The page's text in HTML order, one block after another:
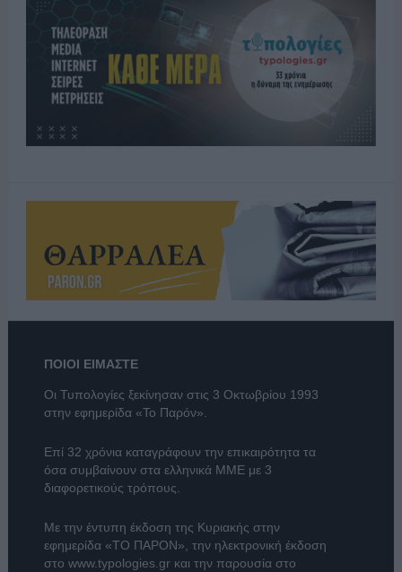
ΠΟΙΟΙ ΕΙΜΑΣΤΕ
Οι Τυπολογίες ξεκίνησαν στις 3 Οκτωβρίου 1993
στην εφημερίδα «Το Παρόν».
Επί 32 χρόνια καταγράφουν την επικαιρότητα τα
όσα συμβαίνουν στα ελληνικά ΜΜΕ με 3
διαφορετικούς τρόπους.
Με την έντυπη έκδοση της Κυριακής στην
εφημερίδα «ΤΟ ΠΑΡΟΝ», την ηλεκτρονική έκδοση
στο www.typologies.grκαι την παρουσία στο